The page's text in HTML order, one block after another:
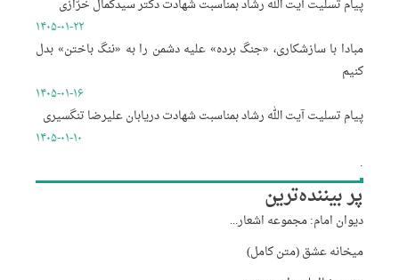
پیام تسلیت آیت الله رشاد بمناسبت شهادت دکتر سیدکمال خرّازی
۱۴۰۵-۰۱-۲۲
مبادا با سازشکاری، «جنگ برده» علیه دشمن را به «ننگ باختن» بدل
کنیم
۱۴۰۵-۰۱-۱۶
پیام تسلیت آیت الله رشاد بمناسبت شهادت دریابان علیرضا تنگسیری
۱۴۰۵-۰۱-۱۰
.
پر بیننده‌ترین
دیوان امام: مجموعه اشعار...
میخانه عشق (متن کامل)